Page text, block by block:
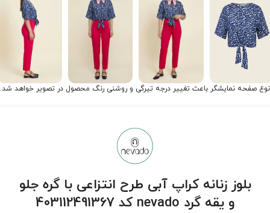
نوع صفحه نمایشگر باعث تغییر درجه تیرگی و روشنی رنگ محصول در تصویر خواهد شد.
بلوز زنانه کراپ آبی طرح انتزاعی با گره جلو
و یقه گرد nevado کد 403112491367